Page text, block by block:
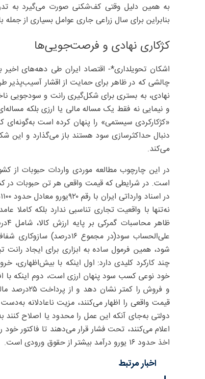
به همین دلیل وقتی کف‌شکنی صورت می‌گیرد به
بنابراین برای سال زراعی جاری عوامل بسیاری از
کژکاری نهادی و فرصت‌جویی‌ها
اشکان تحویلداری*- اقتصاد ایران طی دهه‌های
چالشی که در ظاهر برای حمایت از اقشار آسیب‌پذیر
نهادی، به بستری برای شکل‌گیری رانت و
و نیمایی نه فقط یک مساله مالی یا ارزی بلکه
«کژکارکردی سیستمی» را پنهان کرده است
دنبال حداکثرسازی سود هستند باز می‌گذارد و این
می‌کند.
در این چارچوب مطالعه موردی واردات حبوبات از
نه‌تنها با واقعیت تجاری تناسبی ندارد بلکه
علی‌الحساب سود(در مجموع
خود نوعی کسب سود پنهان ارزی است، دوم اینکه با
و فروش را
قیمت واقعی را اظهار می‌کنند، مزیت ناعادلانه
اخذ حدود ۱۶ یورو درآمد بیشتر از حقوق ورودی است.
اخبار مرتبط